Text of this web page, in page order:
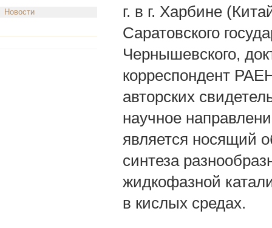
Новости
г. в г. Харбине
Саратовского
Чернышевского,
корреспондент
авторских
научное
является носящий
синтеза
жидкофазной
в кислых средах.